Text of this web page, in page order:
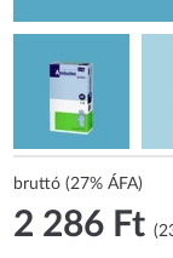
bruttó (27% ÁFA)
2 286 Ft